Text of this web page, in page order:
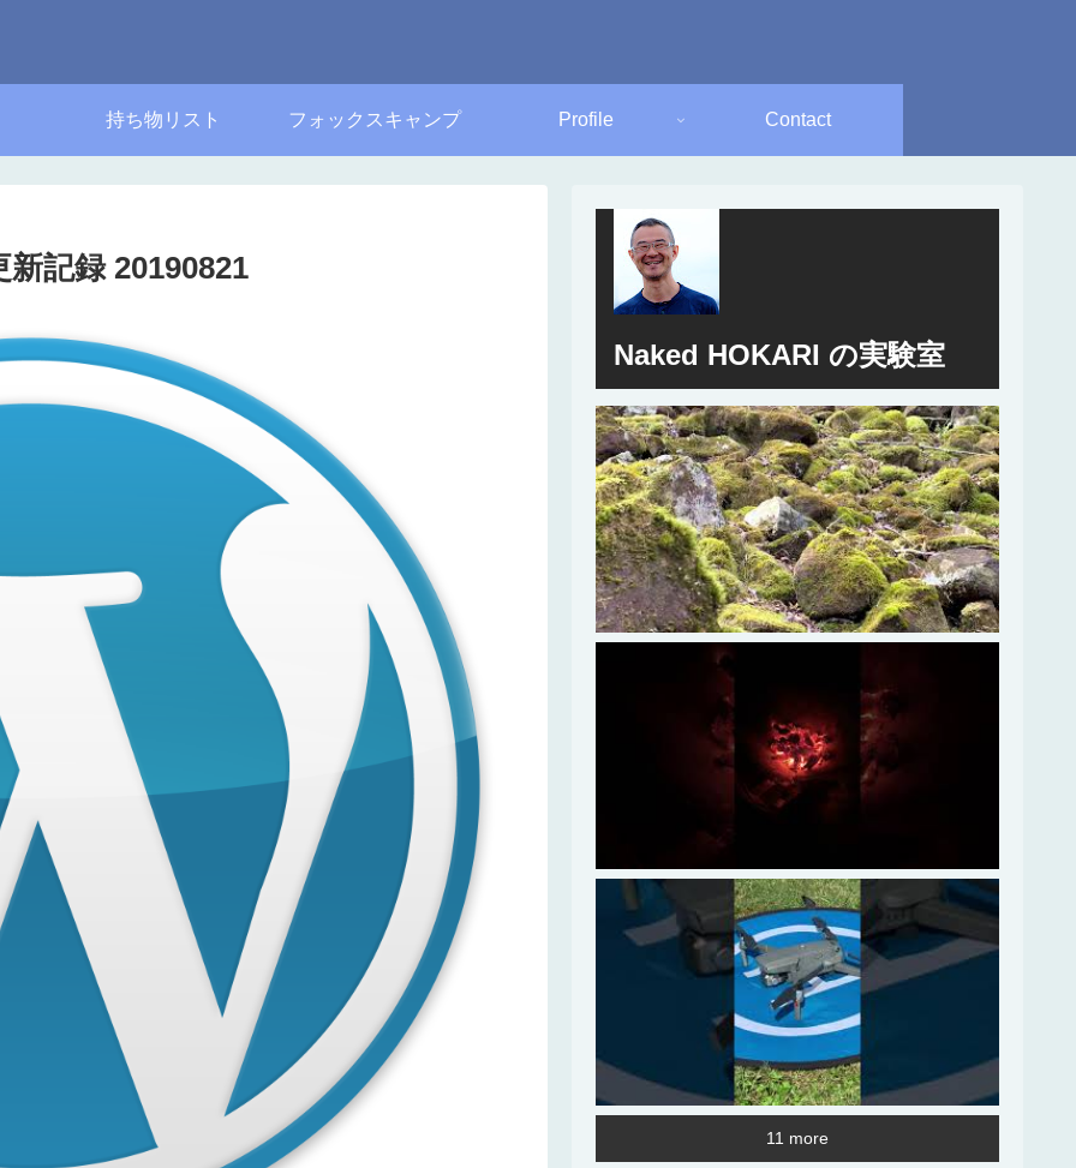
持ち物リスト フォックスキャンプ Profile Contact
記録 20190821
Naked HOKARI の実験室
11 more